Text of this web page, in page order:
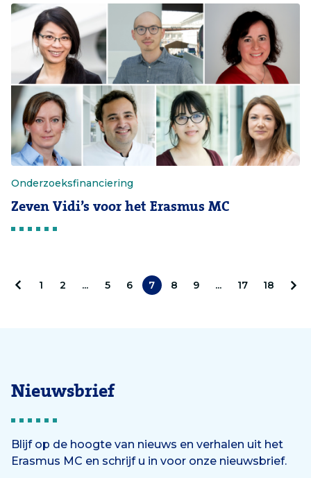
Onderzoeksfinanciering
Zeven Vidi’s voor het Erasmus MC
i
e
1 2 ... 5 6 7 8 9 ... 17
18
Nieuwsbrief
Blijf op de hoogte van nieuws en verhalen uit het
Erasmus MC en schrijf u in voor onze nieuwsbrief.